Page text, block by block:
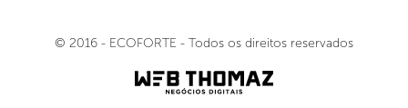
© 2016 - ECOFORTE - Todos os direitos reservados